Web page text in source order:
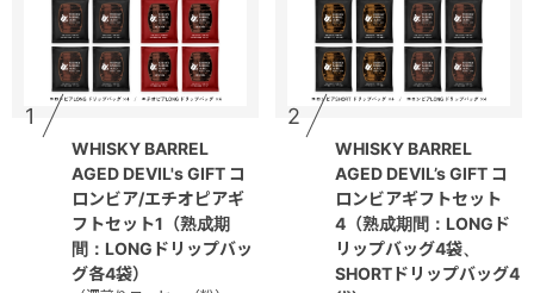
1
WHISKY BARREL
AGED DEVIL's GIFT コ
ロンビア/エチオピアギ
フトセット1（熟成期
間：LONGドリップバッ
グ各4袋）
2
WHISKY BARREL
AGED DEVIL’s GIFT コ
ロンビアギフトセット
4（熟成期間：LONGド
リップバッグ4袋、
SHORTドリップバッグ4